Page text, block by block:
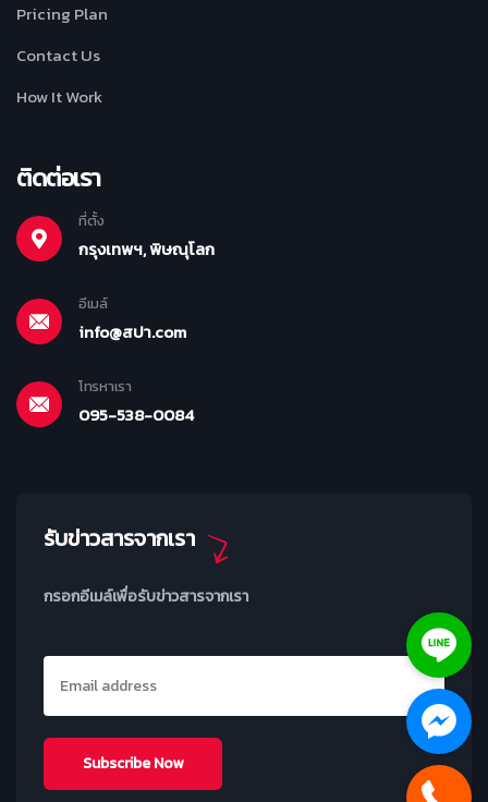
Pricing Plan
Contact Us
How It Work
ติดต่อเรา
ที่ตั้ง
กรุงเทพฯ, พิษณุโลก
อีเมล์
info@สปา.com
โทรหาเรา
095-538-0084
รับข่าวสารจากเรา
กรอกอีเมล์เพื่อรับข่าวสารจากเรา